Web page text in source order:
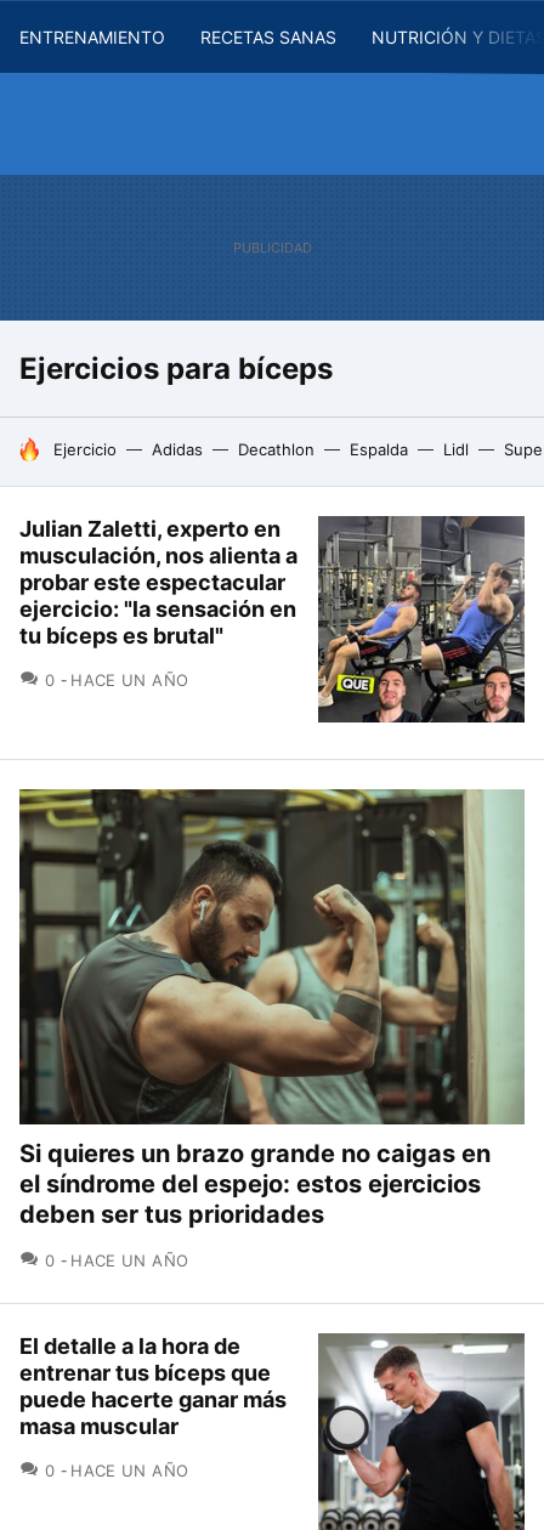
ENTRENAMIENTO RECETAS SANAS NUTRICIÓN Y
Ejercicios para bíceps
HOY SE HABLA DE
Ejercicio Adidas Decathlon Espalda Lidl
Julian Zaletti, experto en
musculación, nos alienta a
probar este espectacular
ejercicio: "la sensación en
tu bíceps es brutal"
0 COMENTARIOS
HACE UN AÑO
Si quieres un brazo grande no caigas en
el síndrome del espejo: estos ejercicios
deben ser tus prioridades
0 COMENTARIOS
HACE UN AÑO
El detalle a la hora de
entrenar tus bíceps que
puede hacerte ganar más
masa muscular
0 COMENTARIOS
HACE UN AÑO